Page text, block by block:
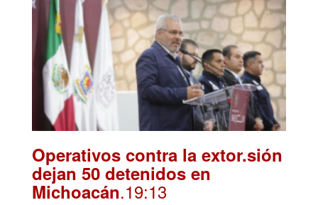
Operativos contra la extor.sión
dejan 50 detenidos en
Michoacán.19:13